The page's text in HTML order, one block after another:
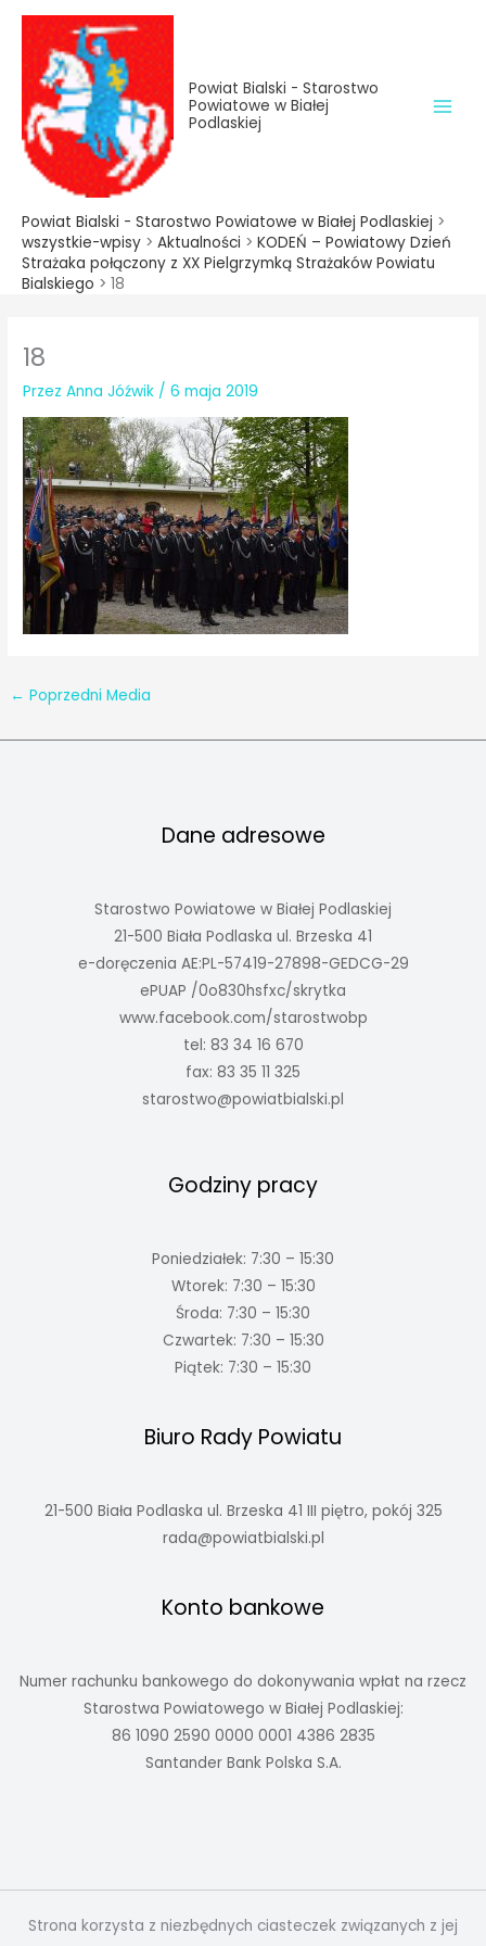
treści
Przejdź
treści
Powiat Bialski - Starostwo
Powiatowe w Białej
Podlaskiej
Powiat Bialski - Starostwo Powiatowe w Białej Podlaskiej >
wszystkie-wpisy > Aktualności > KODEŃ – Powiatowy Dzień
Strażaka połączony z XX Pielgrzymką Strażaków Powiatu
Bialskiego > 18
18
PrzezAnna Jóźwik /6 maja 2019
← Poprzedni Media
Dane adresowe
Starostwo Powiatowe w Białej Podlaskiej
21-500 Biała Podlaska ul. Brzeska 41
e-doręczenia AE:PL-57419-27898-GEDCG-29
ePUAP /0o830hsfxc/skrytka
www.facebook.com/starostwobp
tel: 83 34 16 670
fax: 83 35 11 325
starostwo@powiatbialski.pl
Godziny pracy
Poniedziałek: 7:30 – 15:30
Wtorek: 7:30 – 15:30
Środa: 7:30 – 15:30
Czwartek: 7:30 – 15:30
Piątek: 7:30 – 15:30
Biuro Rady Powiatu
21-500 Biała Podlaska ul. Brzeska 41 III piętro, pokój 325
rada@powiatbialski.pl
Konto bankowe
Numer rachunku bankowego do dokonywania wpłat na rzecz
Starostwa Powiatowego w Białej Podlaskiej:
86 1090 2590 0000 0001 4386 2835
Santander Bank Polska S.A.
Strona korzysta z niezbędnych ciasteczek związanych z jej